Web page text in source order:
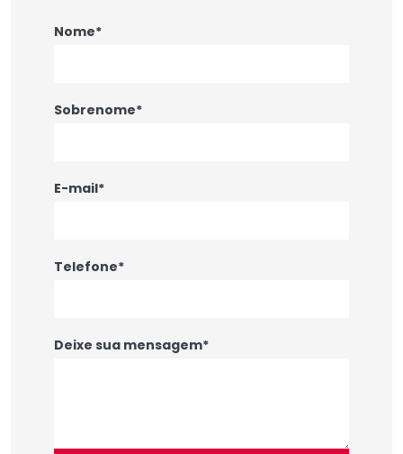
Nome*
Sobrenome*
E-mail*
Telefone*
Deixe sua mensagem*